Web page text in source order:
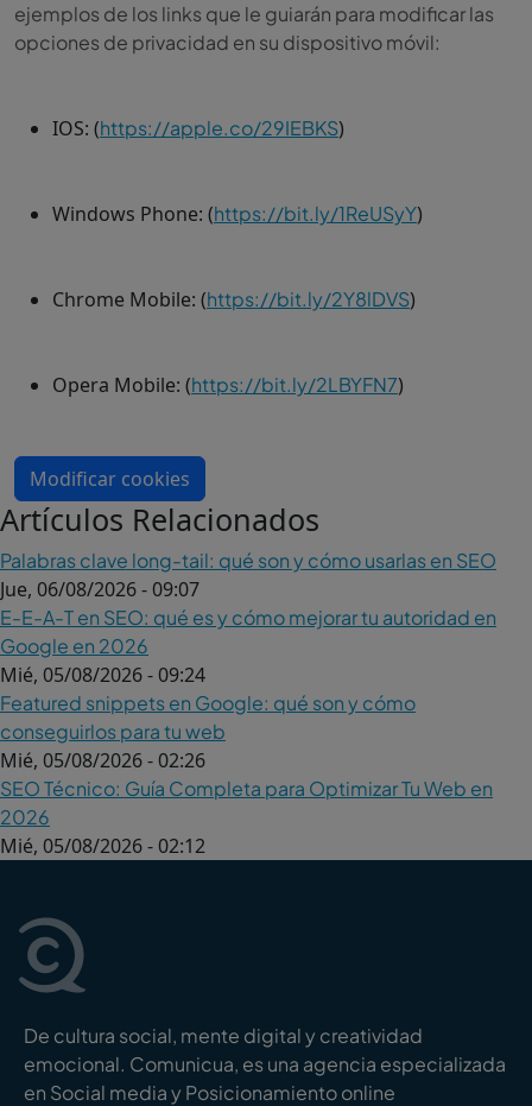
ejemplos de los links que le guiarán para modificar las
opciones de privacidad en su dispositivo móvil:
IOS: (https://apple.co/29IEBKS)
Windows Phone: (https://bit.ly/1ReUSyY)
Chrome Mobile: (https://bit.ly/2Y8lDVS)
Opera Mobile: (https://bit.ly/2LBYFN7)
Modificar cookies
Artículos Relacionados
Palabras clave long-tail: qué son y cómo usarlas en SEO
Jue, 06/08/2026 - 09:07
E-E-A-T en SEO: qué es y cómo mejorar tu autoridad en
Google en 2026
Mié, 05/08/2026 - 09:24
Featured snippets en Google: qué son y cómo
conseguirlos para tu web
Mié, 05/08/2026 - 02:26
SEO Técnico: Guía Completa para Optimizar Tu Web en
2026
Mié, 05/08/2026 - 02:12
De cultura social, mente digital y creatividad
emocional. Comunicua, es una agencia especializada
en Social media y Posicionamiento online